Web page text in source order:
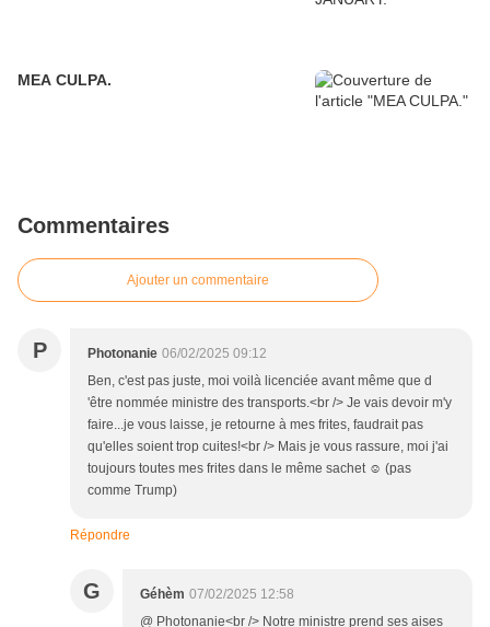
MEA CULPA.
Commentaires
Ajouter un commentaire
P Photonanie 06/02/2025 09:12
Ben, c'est pas juste, moi voilà licenciée avant même que d
'être nommée ministre des transports.<br /> Je vais devoir m'y
faire...je vous laisse, je retourne à mes frites, faudrait pas
qu'elles soient trop cuites!<br /> Mais je vous rassure, moi j'ai
toujours toutes mes frites dans le même sachet ☺️ (pas
comme Trump)
Répondre
G Géhèm 07/02/2025 12:58
@ Photonanie<br /> Notre ministre prend ses aises